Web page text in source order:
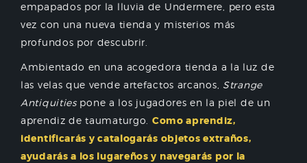
empapados por la lluvia de Undermere, pero esta
vez con una nueva tienda y misterios más
profundos por descubrir.
Ambientado en una acogedora tienda a la luz de
las velas que vende artefactos arcanos, Strange
Antiquitiespone a los jugadores en la piel de un
aprendiz de taumaturgo. Como aprendiz,
identificarás y catalogarás objetos extraños,
ayudarás a los lugareños y navegarás por la